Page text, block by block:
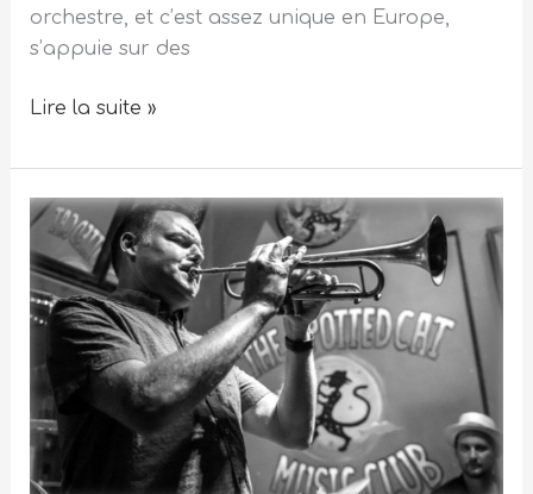
orchestre, et c’est assez unique en Europe,
s’appuie sur des
Lire la suite »
Le
trompettiste
américain
Mike
Fulton